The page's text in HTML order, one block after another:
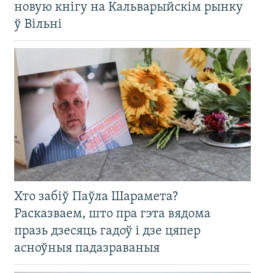
новую кнігу на Кальварыйскім рынку
ў Вільні
Хто забіў Паўла Шарамета?
Расказваем, што пра гэта вядома
празь дзесяць гадоў і дзе цяпер
асноўныя падазраваныя